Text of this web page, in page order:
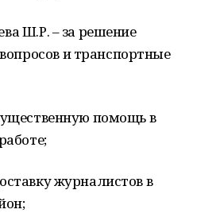
Ш.Р. – за решение
и транспортные
помощь в
журналистов в